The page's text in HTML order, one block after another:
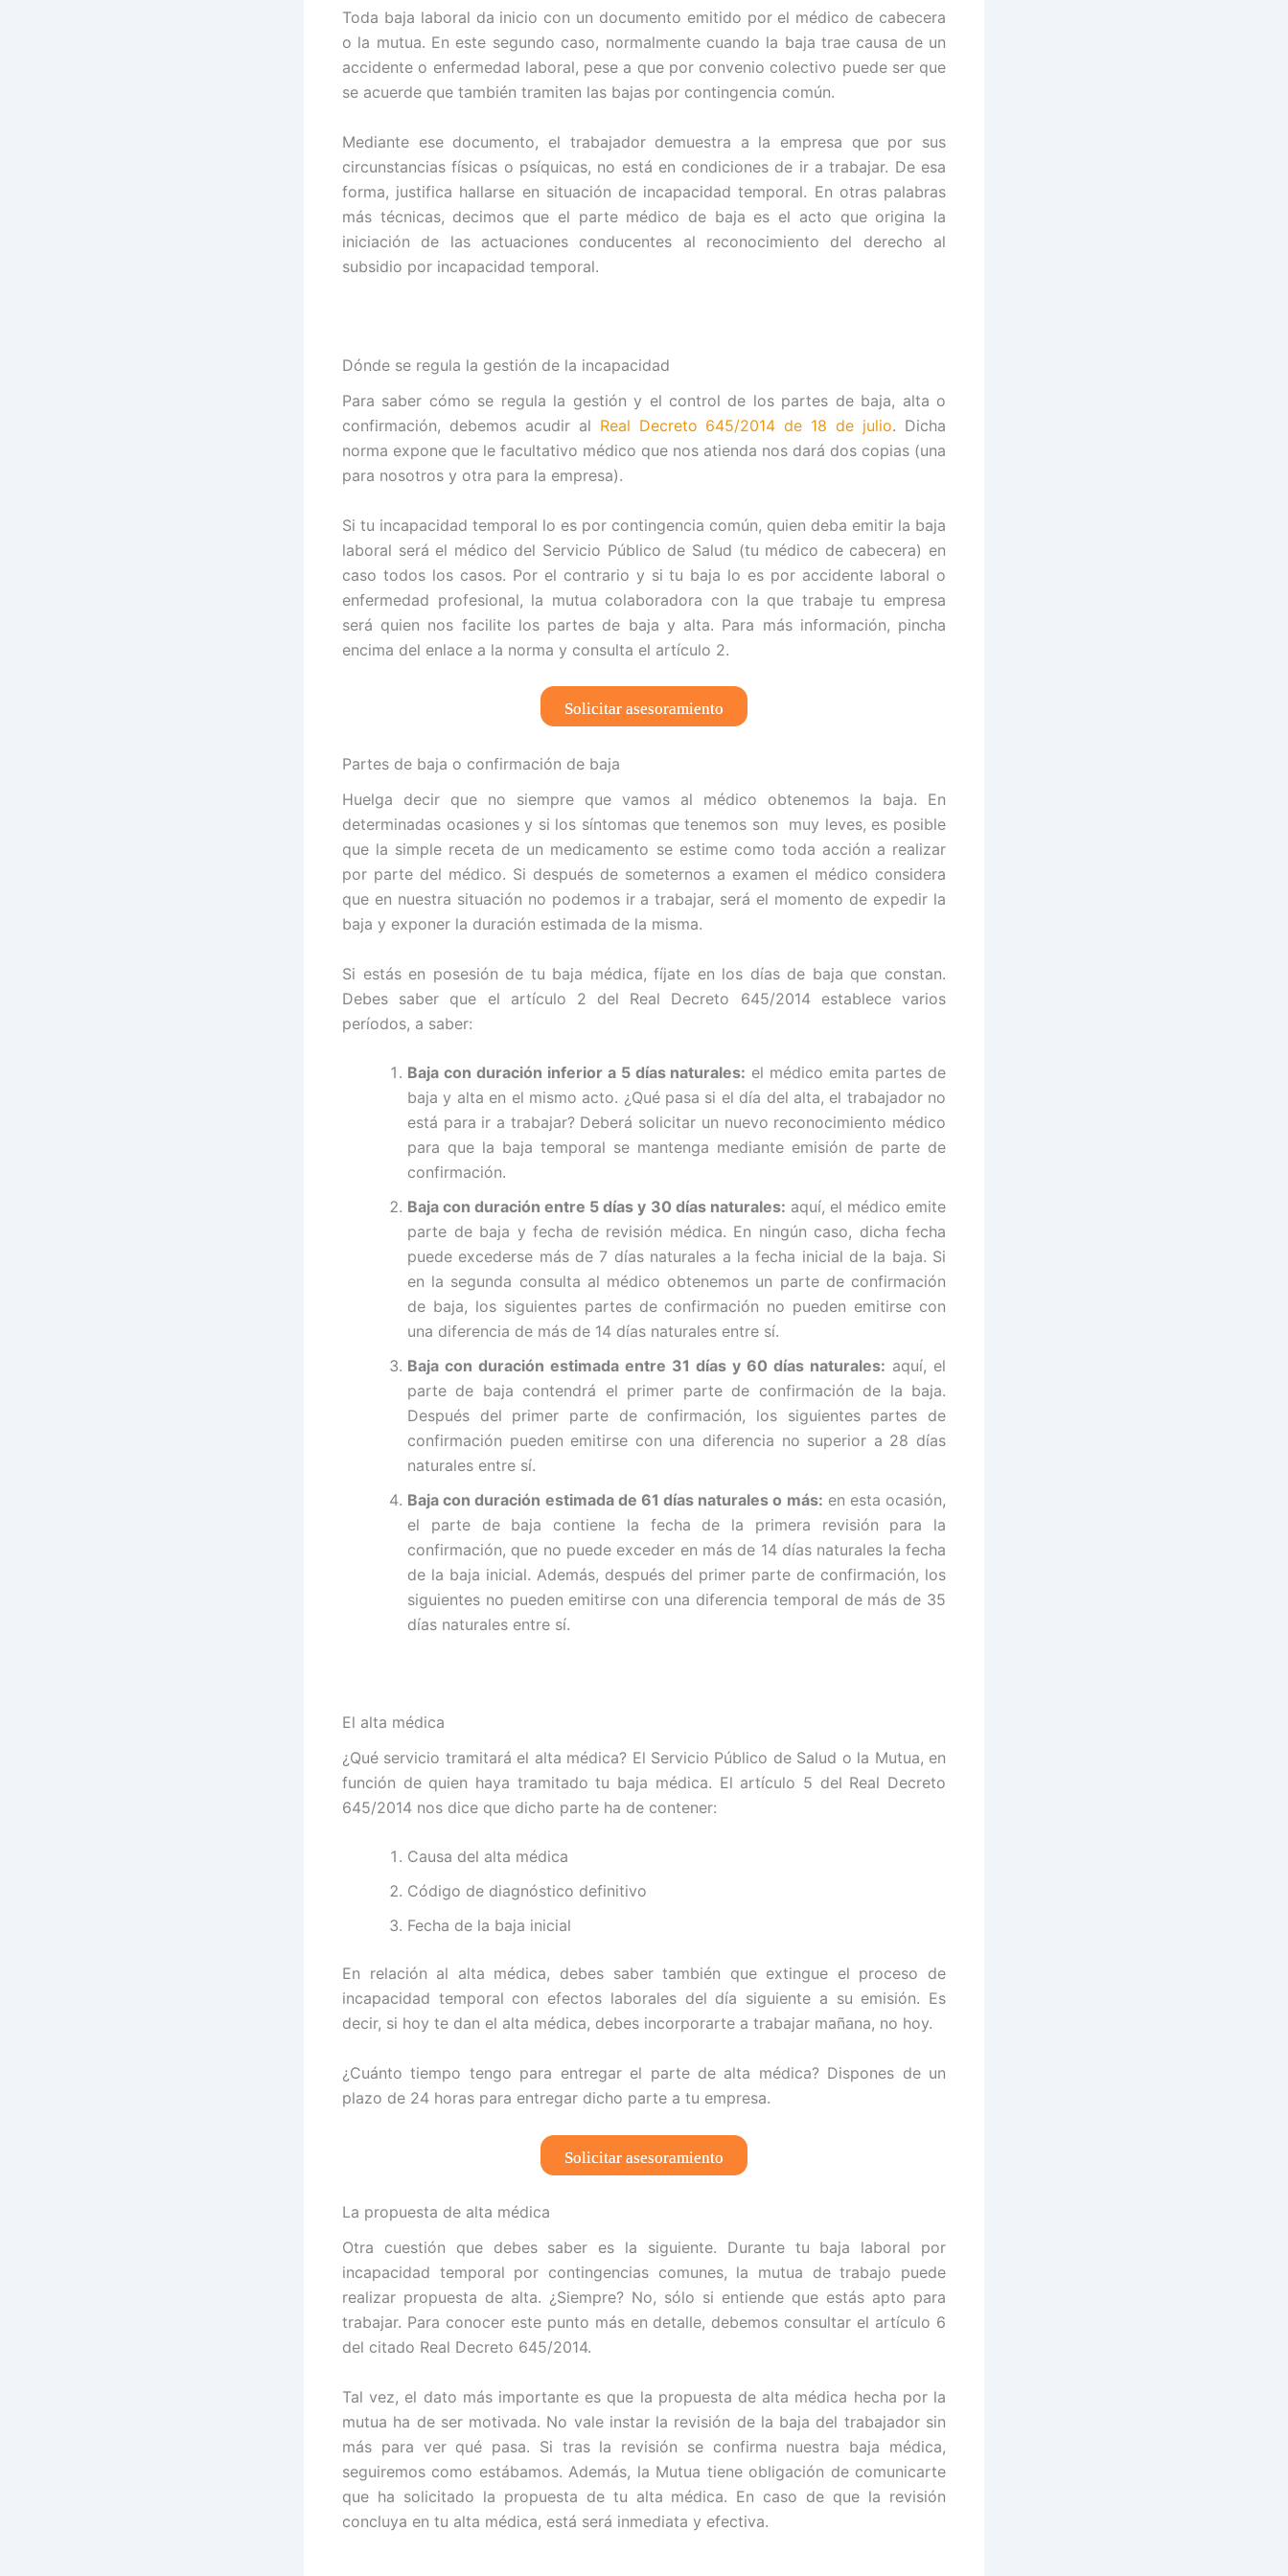
Toda baja laboral da inicio con un documento emitido por el médico de cabecera
o la mutua. En este segundo caso, normalmente cuando la baja trae causa de un
accidente o enfermedad laboral, pese a que por convenio colectivo puede ser que
se acuerde que también tramiten las bajas por contingencia común.
Mediante ese documento, el trabajador demuestra a la empresa que por sus
circunstancias físicas o psíquicas, no está en condiciones de ir a trabajar. De esa
forma, justifica hallarse en situación de incapacidad temporal. En otras palabras
más técnicas, decimos que el parte médico de baja es el acto que origina la
iniciación de las actuaciones conducentes al reconocimiento del derecho al
subsidio por incapacidad temporal.
Dónde se regula la gestión de la incapacidad
Para saber cómo se regula la gestión y el control de los partes de baja, alta o
confirmación, debemos acudir al Real Decreto 645/2014 de 18 de julio. Dicha
norma expone que le facultativo médico que nos atienda nos dará dos copias (una
para nosotros y otra para la empresa).
Si tu incapacidad temporal lo es por contingencia común, quien deba emitir la baja
laboral será el médico del Servicio Público de Salud (tu médico de cabecera) en
caso todos los casos. Por el contrario y si tu baja lo es por accidente laboral o
enfermedad profesional, la mutua colaboradora con la que trabaje tu empresa
será quien nos facilite los partes de baja y alta. Para más información, pincha
encima del enlace a la norma y consulta el artículo 2.
Solicitar asesoramiento
Partes de baja o confirmación de baja
Huelga decir que no siempre que vamos al médico obtenemos la baja. En
determinadas ocasiones y si los síntomas que tenemos son muy leves, es posible
que la simple receta de un medicamento se estime como toda acción a realizar
por parte del médico. Si después de someternos a examen el médico considera
que en nuestra situación no podemos ir a trabajar, será el momento de expedir la
baja y exponer la duración estimada de la misma.
Si estás en posesión de tu baja médica, fíjate en los días de baja que constan.
Debes saber que el artículo 2 del Real Decreto 645/2014 establece varios
períodos, a saber:
Baja con duración inferior a 5 días naturales: el médico emita partes de
baja y alta en el mismo acto. ¿Qué pasa si el día del alta, el trabajador no
está para ir a trabajar? Deberá solicitar un nuevo reconocimiento médico
para que la baja temporal se mantenga mediante emisión de parte de
confirmación.
Baja con duración entre 5 días y 30 días naturales: aquí, el médico emite
parte de baja y fecha de revisión médica. En ningún caso, dicha fecha
puede excederse más de 7 días naturales a la fecha inicial de la baja. Si
en la segunda consulta al médico obtenemos un parte de confirmación
de baja, los siguientes partes de confirmación no pueden emitirse con
una diferencia de más de 14 días naturales entre sí.
Baja con duración estimada entre 31 días y 60 días naturales: aquí, el
parte de baja contendrá el primer parte de confirmación de la baja.
Después del primer parte de confirmación, los siguientes partes de
confirmación pueden emitirse con una diferencia no superior a 28 días
naturales entre sí.
Baja con duración estimada de 61 días naturales o más: en esta ocasión,
el parte de baja contiene la fecha de la primera revisión para la
confirmación, que no puede exceder en más de 14 días naturales la fecha
de la baja inicial. Además, después del primer parte de confirmación, los
siguientes no pueden emitirse con una diferencia temporal de más de 35
días naturales entre sí.
El alta médica
¿Qué servicio tramitará el alta médica? El Servicio Público de Salud o la Mutua, en
función de quien haya tramitado tu baja médica. El artículo 5 del Real Decreto
645/2014 nos dice que dicho parte ha de contener:
Causa del alta médica
Código de diagnóstico definitivo
Fecha de la baja inicial
En relación al alta médica, debes saber también que extingue el proceso de
incapacidad temporal con efectos laborales del día siguiente a su emisión. Es
decir, si hoy te dan el alta médica, debes incorporarte a trabajar mañana, no hoy.
¿Cuánto tiempo tengo para entregar el parte de alta médica? Dispones de un
plazo de 24 horas para entregar dicho parte a tu empresa.
Solicitar asesoramiento
La propuesta de alta médica
Otra cuestión que debes saber es la siguiente. Durante tu baja laboral por
incapacidad temporal por contingencias comunes, la mutua de trabajo puede
realizar propuesta de alta. ¿Siempre? No, sólo si entiende que estás apto para
trabajar. Para conocer este punto más en detalle, debemos consultar el artículo 6
del citado Real Decreto 645/2014.
Tal vez, el dato más importante es que la propuesta de alta médica hecha por la
mutua ha de ser motivada. No vale instar la revisión de la baja del trabajador sin
más para ver qué pasa. Si tras la revisión se confirma nuestra baja médica,
seguiremos como estábamos. Además, la Mutua tiene obligación de comunicarte
que ha solicitado la propuesta de tu alta médica. En caso de que la revisión
concluya en tu alta médica, está será inmediata y efectiva.